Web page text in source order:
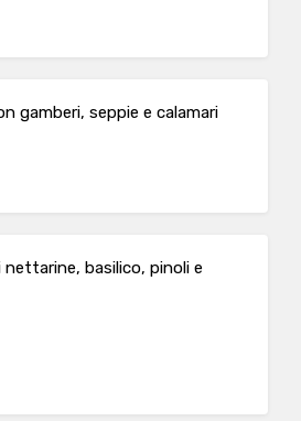
gamberi, seppie e calamari
nettarine, basilico, pinoli e